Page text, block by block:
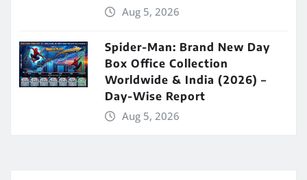
Aug 5, 2026
Spider-Man: Brand New Day
Box Office Collection
Worldwide & India (2026) –
Day-Wise Report
Aug 5, 2026